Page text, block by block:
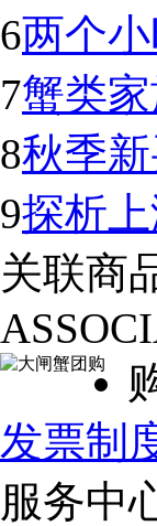
6两个
7蟹类
8秋季
9探析
关联商
发票制
服务中